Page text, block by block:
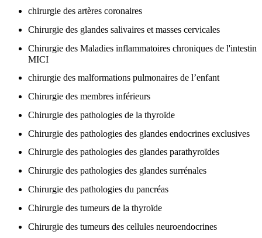
chirurgie des artères coronaires
Chirurgie des glandes salivaires et masses cervicales
Chirurgie des Maladies inflammatoires chroniques de l'intestin
MICI
chirurgie des malformations pulmonaires de l’enfant
Chirurgie des membres inférieurs
Chirurgie des pathologies de la thyroïde
Chirurgie des pathologies des glandes endocrines exclusives
Chirurgie des pathologies des glandes parathyroïdes
Chirurgie des pathologies des glandes surrénales
Chirurgie des pathologies du pancréas
Chirurgie des tumeurs de la thyroïde
Chirurgie des tumeurs des cellules neuroendocrines